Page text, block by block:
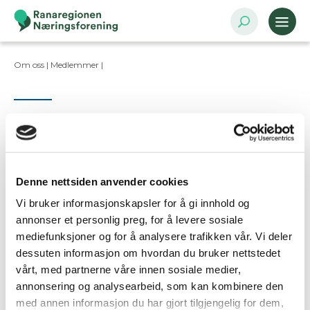
Denne nettsiden anvender cookies
Vi bruker informasjonskapsler for å gi innhold og
annonser et personlig preg, for å levere sosiale
mediefunksjoner og for å analysere trafikken vår. Vi deler
dessuten informasjon om hvordan du bruker nettstedet
vårt, med partnerne våre innen sosiale medier,
annonsering og analysearbeid, som kan kombinere den
med annen informasjon du har gjort tilgjengelig for dem,
Om oss | Medlemmer |
Ta kontakt
Er dette din bedriftsprofil?
Klikk her for å be om redigeringstilgang